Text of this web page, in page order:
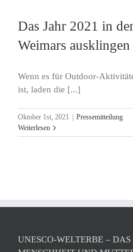
Das Jahr 2021 in
Weimars ausklingen
Wenn es für Outdoor-
ist, laden die [...]
Oktober 1st, 2021
Pressemitteilung
Weiterlesen
UNESCO-WELTERBE – DAS